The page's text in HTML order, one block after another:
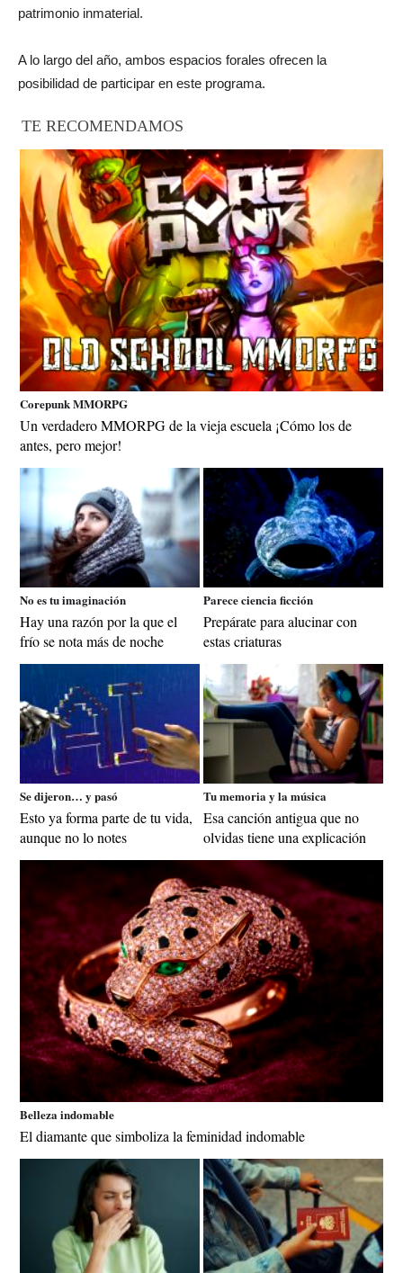
patrimonio inmaterial.
A lo largo del año, ambos espacios forales ofrecen la
posibilidad de participar en este programa.
TE RECOMENDAMOS
Corepunk MMORPG
Un verdadero MMORPG de la vieja escuela ¡Cómo los de
antes, pero mejor!
No es tu imaginación
Hay una razón por la que el
frío se nota más de noche
Parece ciencia ficción
Prepárate para alucinar con
estas criaturas
Se dijeron… y pasó
Esto ya forma parte de tu vida,
aunque no lo notes
Tu memoria y la música
Esa canción antigua que no
olvidas tiene una explicación
Belleza indomable
El diamante que simboliza la feminidad indomable